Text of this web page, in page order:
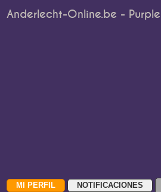
Anderlecht-Online.be -